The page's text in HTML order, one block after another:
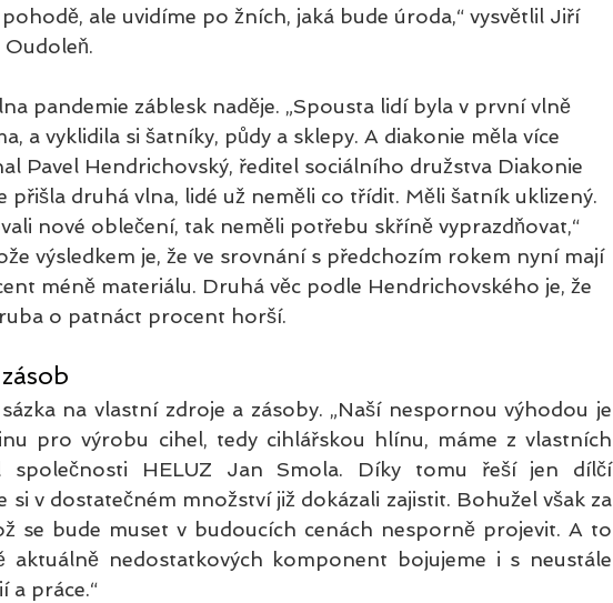
pohodě, ale uvidíme po žních, jaká bude úroda,“ vysvětlil Jiří
pandemie záblesk naděje. „Spousta lidí byla v první vlně
a vyklidila si šatníky, půdy a sklepy. A diakonie měla více
Pavel Hendrichovský, ředitel sociálního družstva Diakonie
přišla druhá vlna, lidé už neměli co třídit. Měli šatník uklizený.
nové oblečení, tak neměli potřebu skříně vyprazdňovat,“
výsledkem je, že ve srovnání s předchozím rokem nyní mají
méně materiálu. Druhá věc podle Hendrichovského je, že
o patnáct procent horší.
na vlastní zdroje a zásoby. „Naší nespornou výhodou je
pro výrobu cihel, tedy cihlářskou hlínu, máme z vlastních
společnosti HELUZ Jan Smola. Díky tomu řeší jen dílčí
si v dostatečném množství již dokázali zajistit. Bohužel však za
se bude muset v budoucích cenách nesporně projevit. A to
aktuálně nedostatkových komponent bojujeme i s neustále
a práce.“